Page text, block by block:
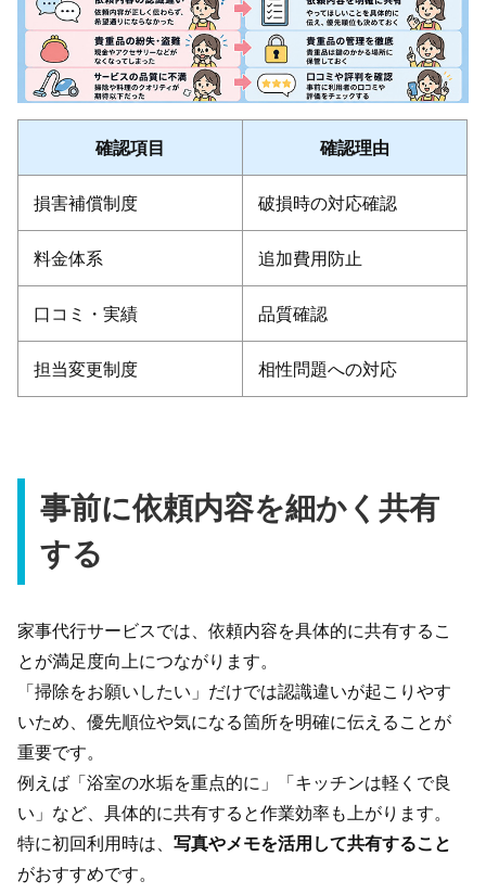
確認項目 確認理由
損害補償制度 破損時の対応確認
料金体系 追加費用防止
口コミ・実績 品質確認
担当変更制度 相性問題への対応
事前に依頼内容を細かく共有
する
家事代行サービスでは、依頼内容を具体的に共有するこ
とが満足度向上につながります。
「掃除をお願いしたい」だけでは認識違いが起こりやす
いため、優先順位や気になる箇所を明確に伝えることが
重要です。
例えば「浴室の水垢を重点的に」「キッチンは軽くで良
い」など、具体的に共有すると作業効率も上がります。
特に初回利用時は、写真やメモを活用して共有すること
がおすすめです。